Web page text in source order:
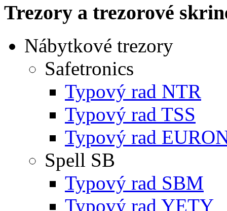
Trezory a trezorové
Nábytkové trezory
Safetronics
Typový rad NTR
Typový rad TSS
Typový rad
Spell SB
Typový rad SBM
Typový rad YETY